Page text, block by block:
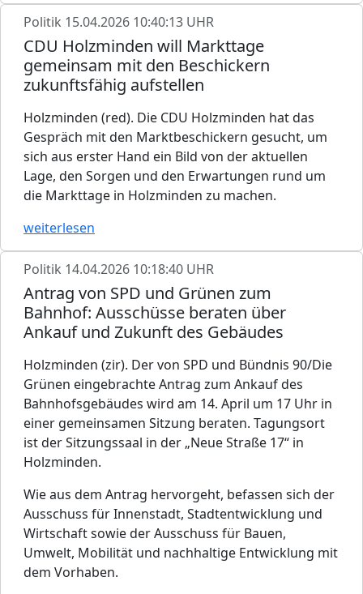
Politik 15.04.2026 10:40:13 UHR
CDU Holzminden will Markttage
gemeinsam mit den Beschickern
zukunftsfähig aufstellen
Holzminden (red). Die CDU Holzminden hat das
Gespräch mit den Marktbeschickern gesucht, um
sich aus erster Hand ein Bild von der aktuellen
Lage, den Sorgen und den Erwartungen rund um
die Markttage in Holzminden zu machen.
weiterlesen
Politik 14.04.2026 10:18:40 UHR
Antrag von SPD und Grünen zum
Bahnhof: Ausschüsse beraten über
Ankauf und Zukunft des Gebäudes
Holzminden (zir). Der von SPD und Bündnis 90/Die
Grünen eingebrachte Antrag zum Ankauf des
Bahnhofsgebäudes wird am 14. April um 17 Uhr in
einer gemeinsamen Sitzung beraten. Tagungsort
ist der Sitzungssaal in der „Neue Straße 17“ in
Holzminden.
Wie aus dem Antrag hervorgeht, befassen sich der
Ausschuss für Innenstadt, Stadtentwicklung und
Wirtschaft sowie der Ausschuss für Bauen,
Umwelt, Mobilität und nachhaltige Entwicklung mit
dem Vorhaben.